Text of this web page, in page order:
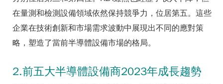
在量測和檢測設備領域依然保持競爭力，位居第五。這些
企業在技術創新和市場需求波動中展現出不同的應對策
略，塑造了當前半導體設備市場的格局。
2.前五大半導體設備商2023年成長趨勢